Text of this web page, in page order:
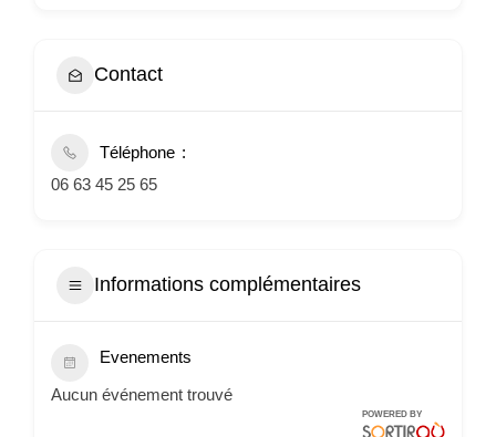
Contact
Téléphone
06 63 45 25 65
Informations complémentaires
Evenements
Aucun événement trouvé
POWERED BY